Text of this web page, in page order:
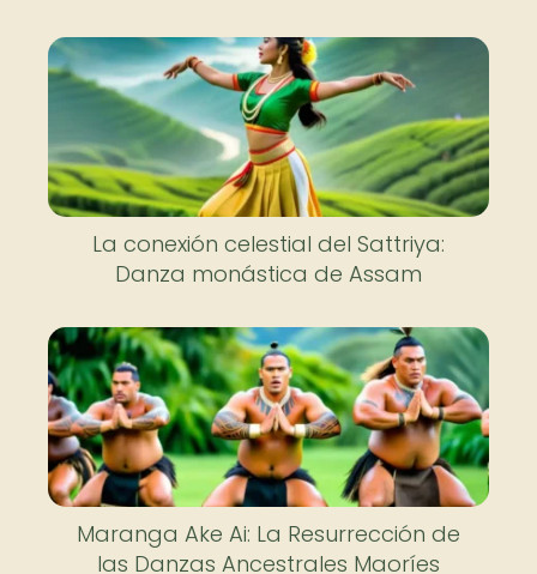
La conexión celestial del Sattriya:
Danza monástica de Assam
Maranga Ake Ai: La Resurrección de
las Danzas Ancestrales Maoríes